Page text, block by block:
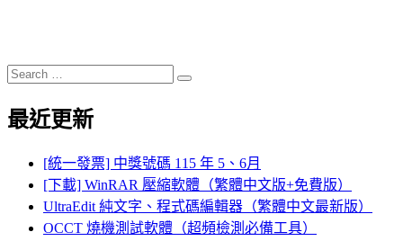
Search
for:
Search
最近更新
[統一發票] 中獎號碼 115 年 5、6月
[下載] WinRAR 壓縮軟體（繁體中文版+免費版）
UltraEdit 純文字、程式碼編輯器（繁體中文最新版）
OCCT 燒機測試軟體（超頻檢測必備工具）